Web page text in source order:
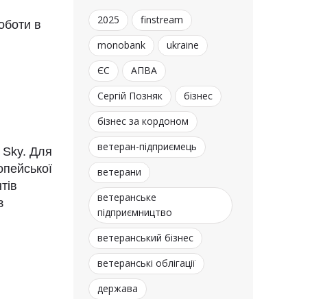
в
Sky. Для
2025
finstream
monobank
ukraine
ЄС
АПВА
Сергій Позняк
бізнес
бізнес за кордоном
ветеран-підприємець
ветерани
ветеранське
підприємництво
ветеранський бізнес
ветеранські облігації
держава